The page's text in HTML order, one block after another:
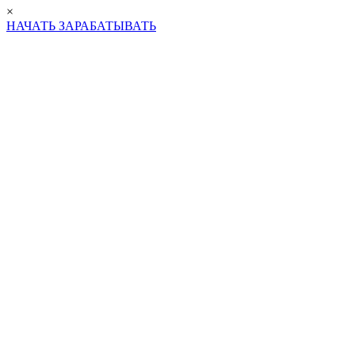
×
НАЧАТЬ ЗАРАБАТЫВАТЬ